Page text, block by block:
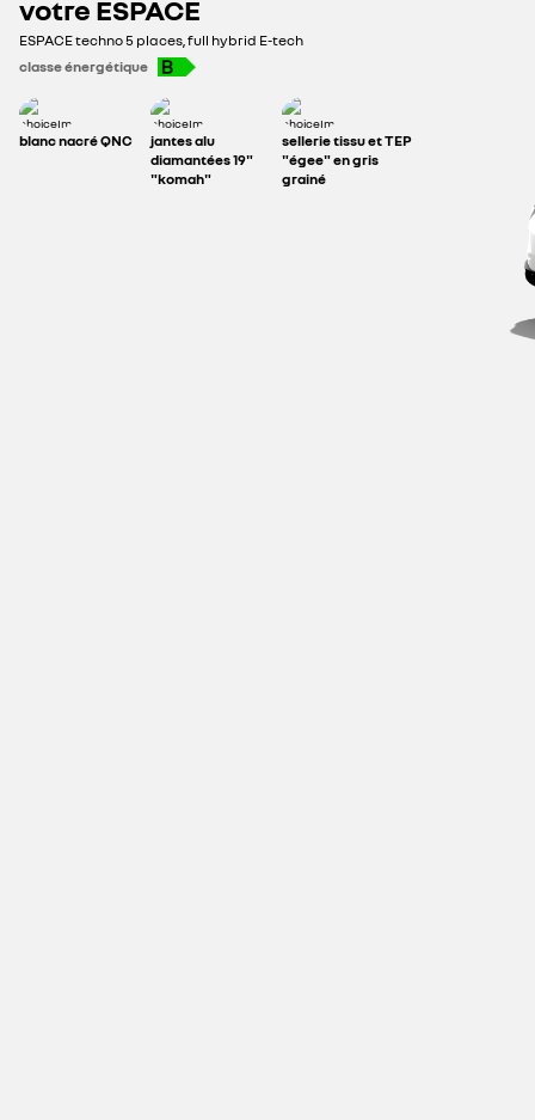
1.064 €
votre ESPACE
ESPACEtechno 5 places, full hybrid E-tech
classe énergétique
blanc nacré QNC
jantes alu
diamantées 19"
"komah"
sellerie tissu et TEP
"égee" en gris
grainé